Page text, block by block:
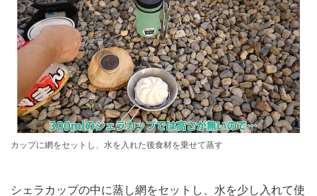
カップに網をセットし、水を入れた後食材を乗せて蒸す
シェラカップの中に蒸し網をセットし、水を少し入れて使